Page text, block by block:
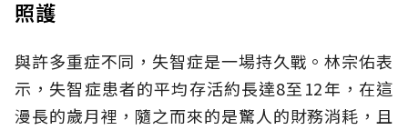
照護
與許多重症不同，失智症是一場持久戰。林宗佑表
示，失智症患者的平均存活約長達8至12年，在這
漫長的歲月裡，隨之而來的是驚人的財務消耗，且